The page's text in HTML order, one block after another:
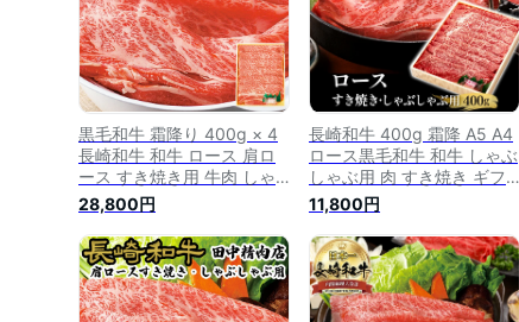
黒毛和牛 霜降り 400g × 4
長崎和牛 和牛 ロース 肩ロ
ース すき焼き用 牛肉 しゃ
ぶしゃぶ用 すき焼き 肉 ギ
フト しゃぶしゃぶ 長崎県産
高級肉 美味しい 国産 すき
やき すき焼き肉 好き焼肉
すき焼肉 プレゼント お祝い
贈り物 贈答用 送料無料
28,800円
長崎和牛 400g 霜降 A5 A4
ロース黒毛和牛 和牛 しゃぶ
しゃぶ用 肉 すき焼き ギフ
ト しゃぶしゃぶ 長崎県産
高級肉 国産 霜降り 牛肉 す
き焼き用 すき焼き用肉 すき
焼き用牛肉 すき焼き肉 すき
やき肉 すき焼肉 贈り物 贈
答用 プレゼント 送料無料
11,800円